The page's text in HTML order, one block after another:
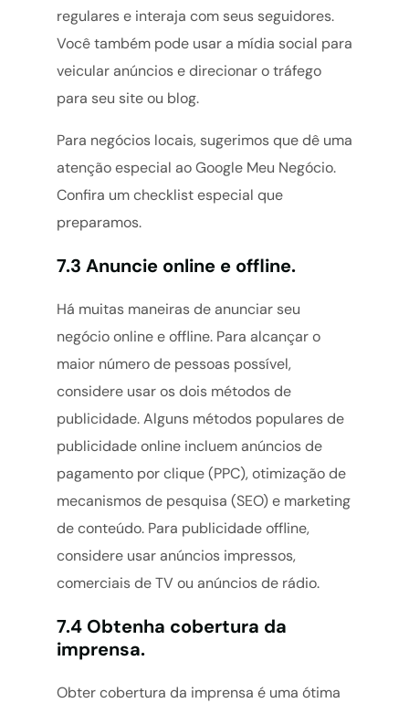
regulares e interaja com seus seguidores.
Você também pode usar a mídia social para
veicular anúncios e direcionar o tráfego
para seu site ou blog.
Para negócios locais, sugerimos que dê uma
atenção especial ao Google Meu Negócio.
Confira um checklist especial que
preparamos.
7.3 Anuncie online e offline.
Há muitas maneiras de anunciar seu
negócio online e offline. Para alcançar o
maior número de pessoas possível,
considere usar os dois métodos de
publicidade. Alguns métodos populares de
publicidade online incluem anúncios de
pagamento por clique (PPC), otimização de
mecanismos de pesquisa (SEO) e marketing
de conteúdo. Para publicidade offline,
considere usar anúncios impressos,
comerciais de TV ou anúncios de rádio.
7.4 Obtenha cobertura da
imprensa.
Obter cobertura da imprensa é uma ótima